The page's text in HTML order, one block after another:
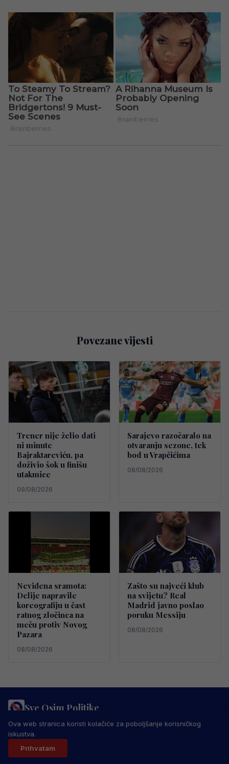
Povezane vijesti
Trener nije želio dati
ni minute
Bajraktareviću, pa
doživio šok u finišu
utakmice
09/08/2026
Sarajevo razočaralo na
otvaranju sezone, tek
bod u Vrapčićima
08/08/2026
Neviđena sramota:
Delije napravile
koreografiju u čast
ratnog zločinca na
meču protiv Novog
Pazara
08/08/2026
Zašto su najveći klub
na svijetu? Real
Madrid javno poslao
poruku Messiju
08/08/2026
Sve Osim Politike
PRAVILA PRIVATNOSTI MARKETING
USLOVI KORIŠTENJA
IMPRESSUM
© 2026 Sve Osim Politike. Sva prava zadržana.
Ova web stranica koristi kolačiće za poboljšanje korisničkog
iskustva.
Prihvatam